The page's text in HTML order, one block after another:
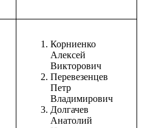
Корниенко
Алексей
Викторович
Перевезенцев
Петр
Владимирович
Долгачев
Анатолий